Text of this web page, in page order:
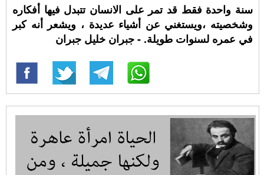
سنة واحدة فقط قد تمر على الانسان تتبدل فيها أفكاره
وشخصيته ،ويستغني عن أشياء عديدة ، ويشعر أنه كبر
في عمره لسنوات طويلة. - جبران خليل جبران